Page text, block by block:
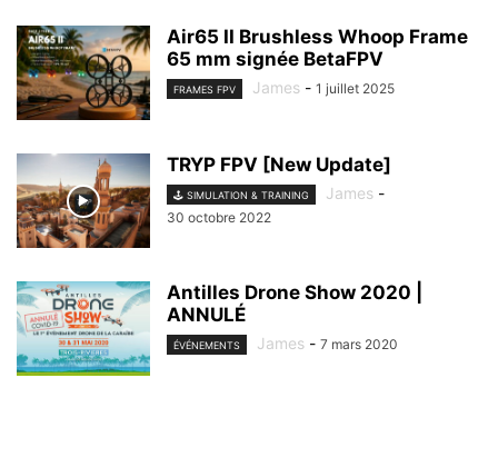
Air65 II Brushless Whoop Frame
65 mm signée BetaFPV
FRAMES FPV James - 1 juillet 2025
TRYP FPV [New Update]
🕹️ SIMULATION & TRAINING James -
30 octobre 2022
Antilles Drone Show 2020 |
ANNULÉ
ÉVÉNEMENTS James - 7 mars 2020